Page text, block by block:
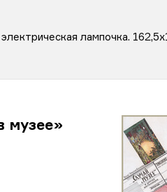
лампочка.
музее»